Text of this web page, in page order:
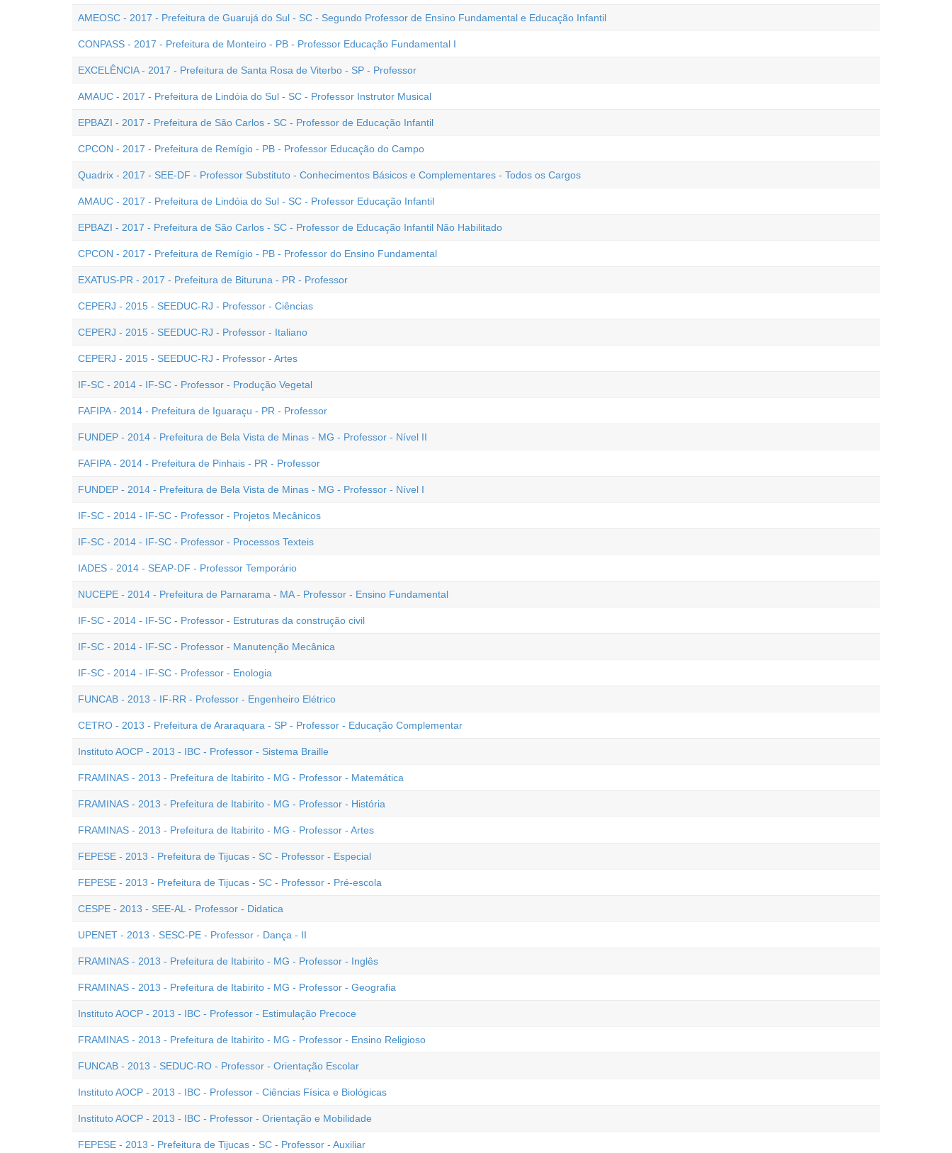
AMEOSC - 2017 - Prefeitura de Guarujá do Sul - SC - Segundo Professor de Ensino Fundamental e Educação Infantil
CONPASS - 2017 - Prefeitura de Monteiro - PB - Professor Educação Fundamental I
EXCELÊNCIA - 2017 - Prefeitura de Santa Rosa de Viterbo - SP - Professor
AMAUC - 2017 - Prefeitura de Lindóia do Sul - SC - Professor Instrutor Musical
EPBAZI - 2017 - Prefeitura de São Carlos - SC - Professor de Educação Infantil
CPCON - 2017 - Prefeitura de Remígio - PB - Professor Educação do Campo
Quadrix - 2017 - SEE-DF - Professor Substituto - Conhecimentos Básicos e Complementares - Todos os Cargos
AMAUC - 2017 - Prefeitura de Lindóia do Sul - SC - Professor Educação Infantil
EPBAZI - 2017 - Prefeitura de São Carlos - SC - Professor de Educação Infantil Não Habilitado
CPCON - 2017 - Prefeitura de Remígio - PB - Professor do Ensino Fundamental
EXATUS-PR - 2017 - Prefeitura de Bituruna - PR - Professor
CEPERJ - 2015 - SEEDUC-RJ - Professor - Ciências
CEPERJ - 2015 - SEEDUC-RJ - Professor - Italiano
CEPERJ - 2015 - SEEDUC-RJ - Professor - Artes
IF-SC - 2014 - IF-SC - Professor - Produção Vegetal
FAFIPA - 2014 - Prefeitura de Iguaraçu - PR - Professor
FUNDEP - 2014 - Prefeitura de Bela Vista de Minas - MG - Professor - Nível II
FAFIPA - 2014 - Prefeitura de Pinhais - PR - Professor
FUNDEP - 2014 - Prefeitura de Bela Vista de Minas - MG - Professor - Nível I
IF-SC - 2014 - IF-SC - Professor - Projetos Mecânicos
IF-SC - 2014 - IF-SC - Professor - Processos Texteis
IADES - 2014 - SEAP-DF - Professor Temporário
NUCEPE - 2014 - Prefeitura de Parnarama - MA - Professor - Ensino Fundamental
IF-SC - 2014 - IF-SC - Professor - Estruturas da construção civil
IF-SC - 2014 - IF-SC - Professor - Manutenção Mecânica
IF-SC - 2014 - IF-SC - Professor - Enologia
FUNCAB - 2013 - IF-RR - Professor - Engenheiro Elétrico
CETRO - 2013 - Prefeitura de Araraquara - SP - Professor - Educação Complementar
Instituto AOCP - 2013 - IBC - Professor - Sistema Braille
FRAMINAS - 2013 - Prefeitura de Itabirito - MG - Professor - Matemática
FRAMINAS - 2013 - Prefeitura de Itabirito - MG - Professor - História
FRAMINAS - 2013 - Prefeitura de Itabirito - MG - Professor - Artes
FEPESE - 2013 - Prefeitura de Tijucas - SC - Professor - Especial
FEPESE - 2013 - Prefeitura de Tijucas - SC - Professor - Pré-escola
CESPE - 2013 - SEE-AL - Professor - Didatica
UPENET - 2013 - SESC-PE - Professor - Dança - II
FRAMINAS - 2013 - Prefeitura de Itabirito - MG - Professor - Inglês
FRAMINAS - 2013 - Prefeitura de Itabirito - MG - Professor - Geografia
Instituto AOCP - 2013 - IBC - Professor - Estimulação Precoce
FRAMINAS - 2013 - Prefeitura de Itabirito - MG - Professor - Ensino Religioso
FUNCAB - 2013 - SEDUC-RO - Professor - Orientação Escolar
Instituto AOCP - 2013 - IBC - Professor - Ciências Física e Biológicas
Instituto AOCP - 2013 - IBC - Professor - Orientação e Mobilidade
FEPESE - 2013 - Prefeitura de Tijucas - SC - Professor - Auxiliar